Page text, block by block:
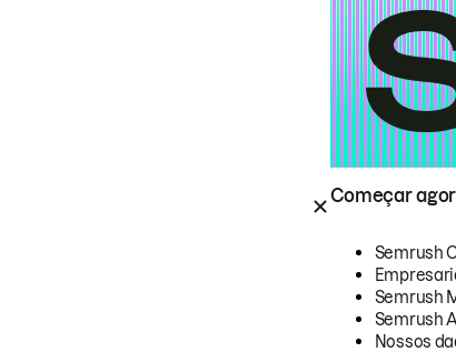
Começar
Semrush
Semrush
Semrush
Nossos